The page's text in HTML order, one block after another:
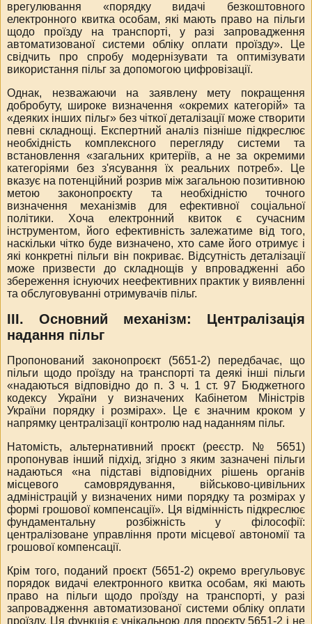
врегулювання «порядку видачі безкоштовного
електронного квитка особам, які мають право на пільги
щодо проїзду на транспорті, у разі запровадження
автоматизованої системи обліку оплати проїзду». Це
свідчить про спробу модернізувати та оптимізувати
використання пільг за допомогою цифровізації.
Однак, незважаючи на заявлену мету покращення
добробуту, широке визначення «окремих категорій» та
«деяких інших пільг» без чіткої деталізації може створити
певні складнощі. Експертний аналіз пізніше підкреслює
необхідність комплексного перегляду системи та
встановлення «загальних критеріїв, а не за окремими
категоріями без з'ясування їх реальних потреб». Це
вказує на потенційний розрив між загальною позитивною
метою законопроєкту та необхідністю точного
визначення механізмів для ефективної соціальної
політики. Хоча електронний квиток є сучасним
інструментом, його ефективність залежатиме від того,
наскільки чітко буде визначено, хто саме його отримує і
які конкретні пільги він покриває. Відсутність деталізації
може призвести до складнощів у впровадженні або
збереження існуючих неефективних практик у виявленні
та обслуговуванні отримувачів пільг.
ІІІ. Основний механізм: Централізація
надання пільг
Пропонований законопроєкт (5651-2) передбачає, що
пільги щодо проїзду на транспорті та деякі інші пільги
«надаються відповідно до п. 3 ч. 1 ст. 97 Бюджетного
кодексу України у визначених Кабінетом Міністрів
України порядку і розмірах». Це є значним кроком у
напрямку централізації контролю над наданням пільг.
Натомість, альтернативний проєкт (реєстр. № 5651)
пропонував інший підхід, згідно з яким зазначені пільги
надаються «на підставі відповідних рішень органів
місцевого самоврядування, військово-цивільних
адміністрацій у визначених ними порядку та розмірах у
формі грошової компенсації». Ця відмінність підкреслює
фундаментальну розбіжність у філософії:
централізоване управління проти місцевої автономії та
грошової компенсації.
Крім того, поданий проєкт (5651-2) окремо врегульовує
порядок видачі електронного квитка особам, які мають
право на пільги щодо проїзду на транспорті, у разі
запровадження автоматизованої системи обліку оплати
проїзду. Ця функція є унікальною для проєкту 5651-2 і не